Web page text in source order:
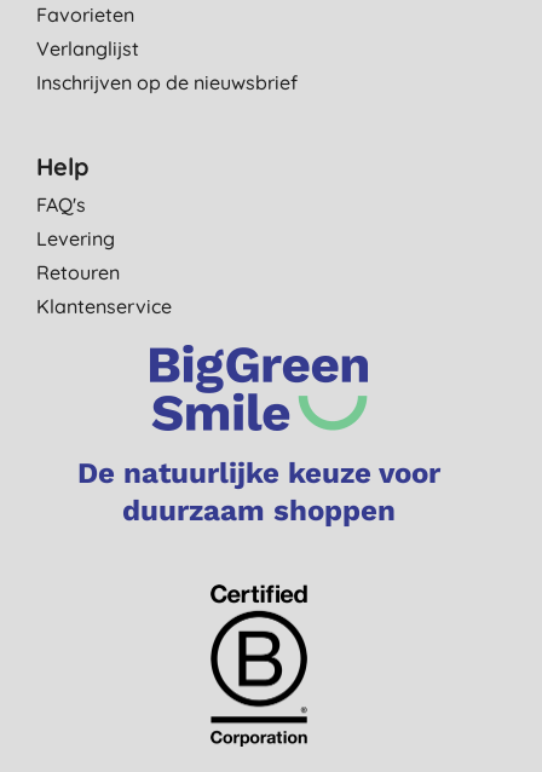
Favorieten
Verlanglijst
Inschrijven op de nieuwsbrief
Help
FAQ's
Levering
Retouren
Klantenservice
De natuurlijke keuze voor
duurzaam shoppen